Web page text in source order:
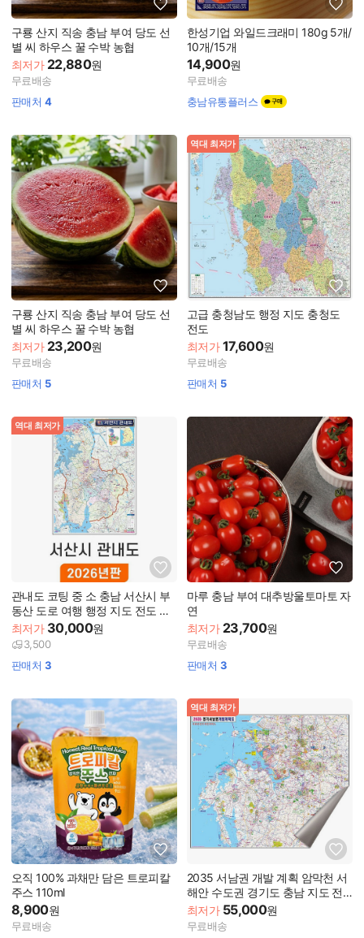
구룡 산지 직송 충남 부여 당도 선
별 씨 하우스 꿀 수박 농협
최저가 22,880원
무료배송
판매처 4
한성기업 와일드크래미 180g 5개/
10개/15개
14,900원
무료배송
충남유통플러스
구룡 산지 직송 충남 부여 당도 선
별 씨 하우스 꿀 수박 농협
최저가 23,200원
무료배송
판매처 5
역대 최저가
고급 충청남도 행정 지도 충청도
전도
최저가 17,600원
무료배송
판매처 5
역대 최저가
관내도 코팅 중 소 충남 서산시 부
동산 도로 여행 행정 지도 전도 최
신판 코리아
최저가 30,000원
3,500
판매처 3
마루 충남 부여 대추방울토마토 자
연
최저가 23,700원
무료배송
판매처 3
오직 100% 과채만 담은 트로피칼
주스 110ml
8,900원
무료배송
역대 최저가
2035 서남권 개발 계획 암막천 서
해안 수도권 경기도 충남 지도 전
도
최저가 55,000원
무료배송